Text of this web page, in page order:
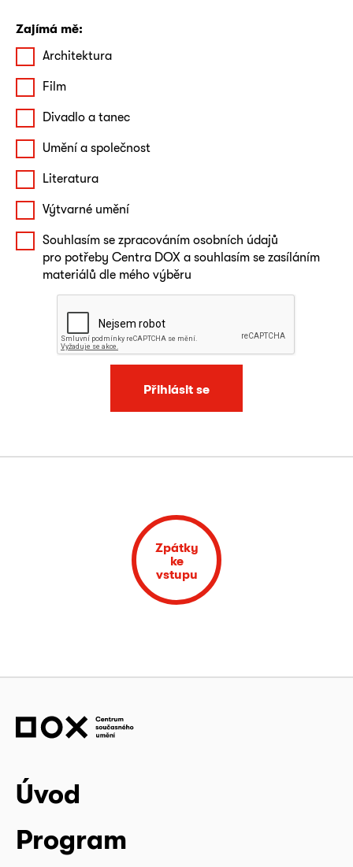
Zajímá mě:
Architektura
Film
Divadlo a tanec
Umění a společnost
Literatura
Výtvarné umění
Souhlasím se zpracováním osobních údajů
pro potřeby Centra DOX a souhlasím se zasíláním
materiálů dle mého výběru
Přihlásit se
Zpátky
ke
vstupu
Úvod
Program